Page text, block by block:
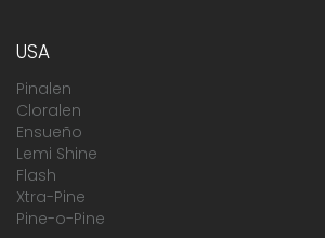
USA
Pinalen
Cloralen
Ensueño
Lemi Shine
Flash
Xtra-Pine
Pine-o-Pine